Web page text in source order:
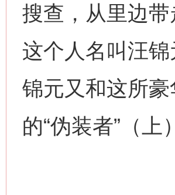
搜查，从里边
这个人名叫汪
锦元又和这所
的“伪装者”（上